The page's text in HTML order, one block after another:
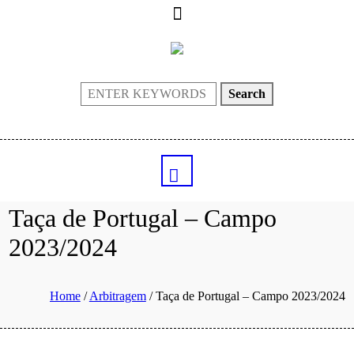
Search
Taça de Portugal – Campo
2023/2024
Home /Arbitragem /Taça de Portugal – Campo 2023/2024